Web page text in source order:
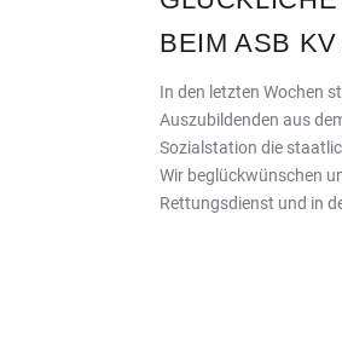
BEIM ASB
In den letzten Wochen
Auszubildenden aus
Sozialstation die
Wir beglückwünschen
Rettungsdienst und in